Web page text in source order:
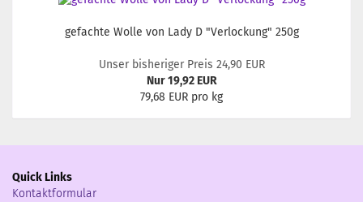
gefachte Wolle von Lady D "Verlockung" 250g
Unser bisheriger Preis 24,90 EUR
Nur 19,92 EUR
79,68 EUR pro kg
Quick Links
Kontaktformular